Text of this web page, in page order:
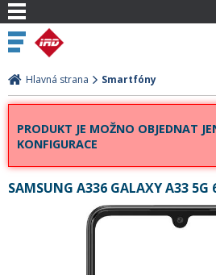
Hlavná strana Smartfóny
PRODUKT JE MOŽNO OBJEDNAT
KONFIGURACE
SAMSUNG A336 GALAXY A33 5G